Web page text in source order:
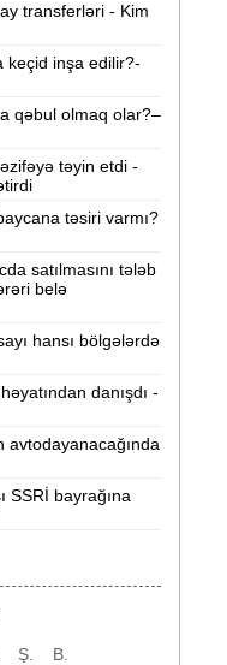
sıxlıq var -
pasport
qaçdı -YENİ
ərazilərdə yeni
-VİDEO
xidmətlərin nə
-
yanvar-iyul
olub? -
olunan əmlakı
transferləri - Kim
keçid inşa edilir?-
qəbul olmaq olar?–
təyin etdi -
təsiri varmı?
satılmasını tələb
belə
hansı bölgələrdə
danışdı -
avtodayanacağında
SSRİ bayrağına
Ş. B.